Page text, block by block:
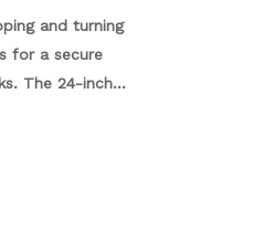
and turning
for a secure
The 24-inch